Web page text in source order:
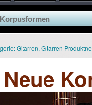
Gitarren, Gitarren